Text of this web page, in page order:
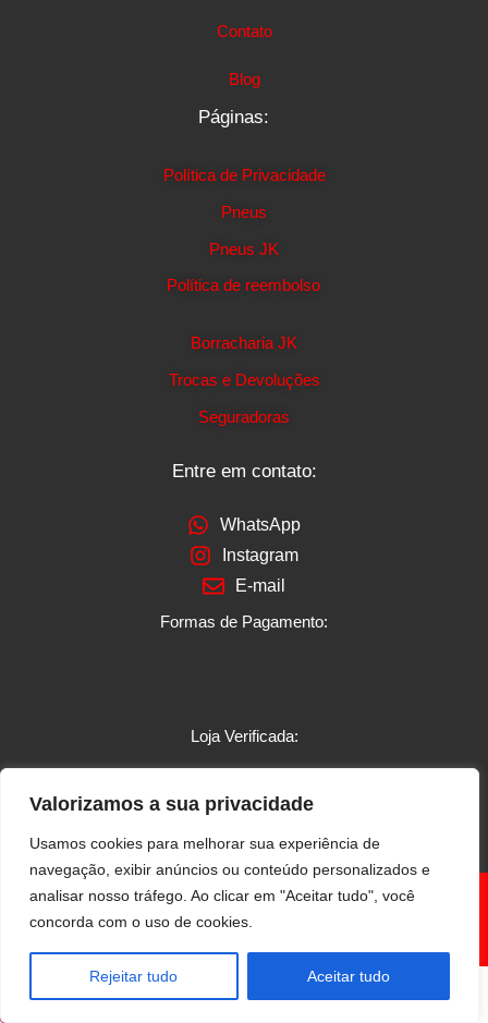
Valorizamos a sua privacidade
Usamos cookies para melhorar sua experiência de
navegação, exibir anúncios ou conteúdo personalizados e
analisar nosso tráfego. Ao clicar em "Aceitar tudo", você
concorda com o uso de cookies.
Rejeitar tudo Aceitar tudo
Contato
Blog
Páginas:
Política de Privacidade
Pneus
Pneus JK
Política de reembolso
Borracharia JK
Trocas e Devoluções
Seguradoras
Entre em contato:
WhatsApp
Instagram
E-mail
Formas de Pagamento:
Loja Verificada:
Borracharia JK – CNPJ: 09.424.669/0001-85 – ®Todos os
direitos reservados.